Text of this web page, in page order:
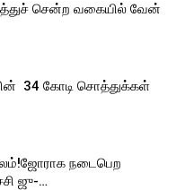
சென்ற வகையில் வேன்
₹ 34 கோடி சொத்துக்கள்
நடைபெற
ஜு-…